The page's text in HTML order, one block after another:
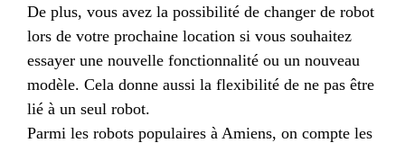
De plus, vous avez la possibilité de changer de robot
lors de votre prochaine location si vous souhaitez
essayer une nouvelle fonctionnalité ou un nouveau
modèle. Cela donne aussi la flexibilité de ne pas être
lié à un seul robot.
Parmi les robots populaires à Amiens, on compte les